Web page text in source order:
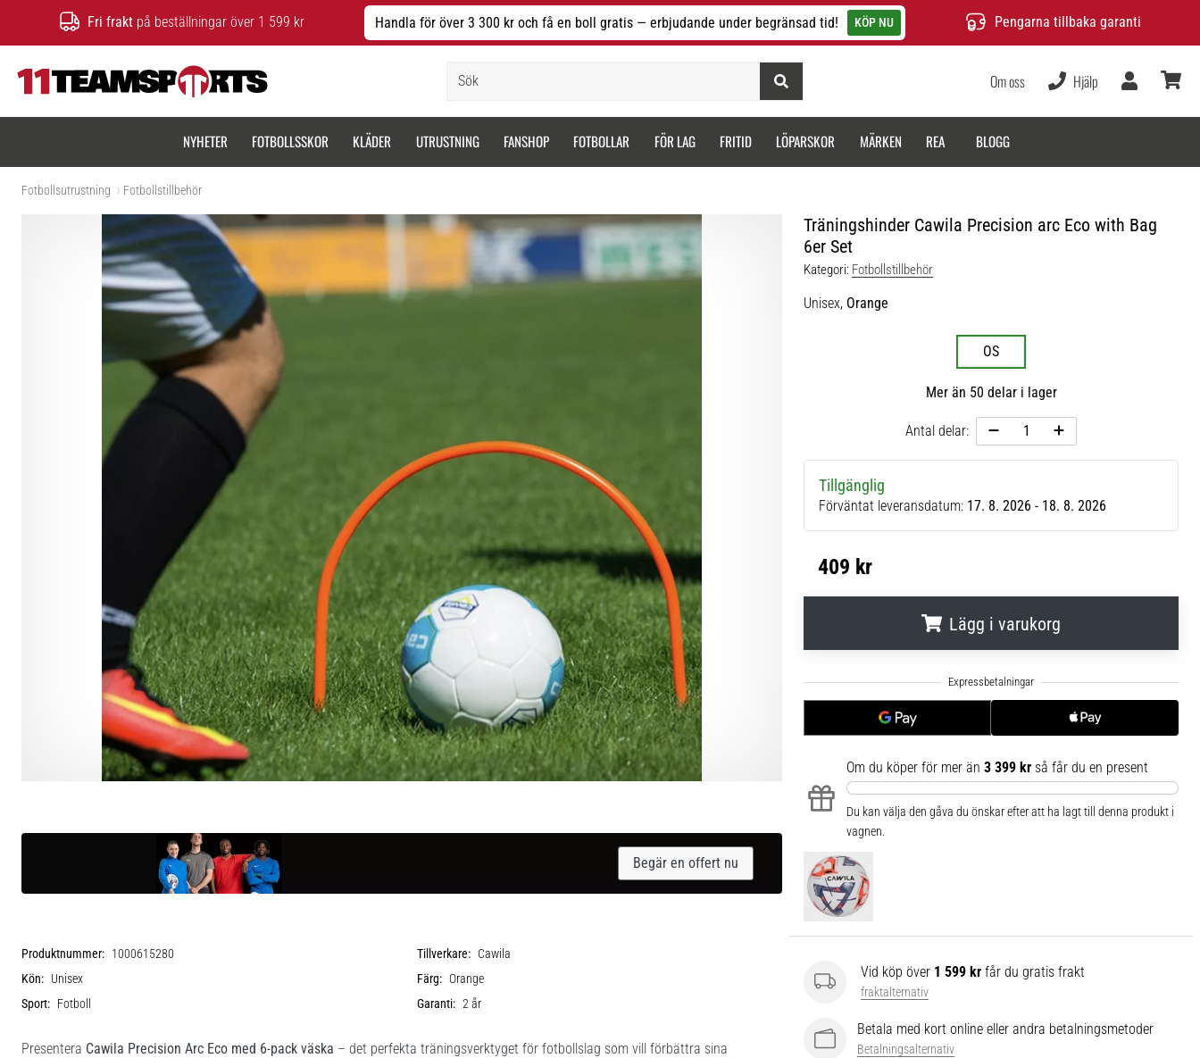
Fri frakt på beställningar över 1 599 kr Handla för över 3 300 kr och få en boll gratis — erbjudande under begränsad tid! KÖP NU Pengarna tillbaka garanti
Om oss Hjälp
NYHETER FOTBOLLSSKOR KLÄDER UTRUSTNING FANSHOP FOTBOLLAR FÖR LAG FRITID LÖPARSKOR MÄRKEN REA BLOGG
Fotbollsutrustning Fotbollstillbehör
Träningshinder Cawila Precision arc Eco with Bag
6er Set
Kategori: Fotbollstillbehör
Unisex, Orange
OS
Mer än 50 delar i lager
Antal delar:
Tillgänglig
Förväntat leveransdatum: 17. 8. 2026 - 18. 8. 2026
409 kr
Lägg i varukorg
Om du köper för mer än 3 399 kr så får du en present
Du kan välja den gåva du önskar efter att ha lagt till denna produkt i
vagnen.
Vid köp över 1 599 kr får du gratis frakt
fraktalternativ
Betala med kort online eller andra betalningsmetoder
Betalningsalternativ
Begär en offert nu
Produktnummer: 1000615280 Tillverkare: Cawila
Kön: Unisex Färg: Orange
Sport: Fotboll Garanti: 2 år
Presentera Cawila Precision Arc Eco med 6-pack väska – det perfekta träningsverktyget för fotbollslag som vill förbättra sina